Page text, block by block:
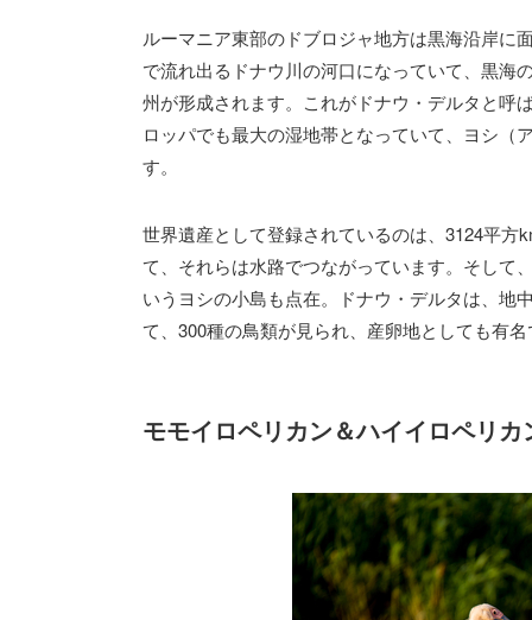
ルーマニア東部のドブロジャ地方は黒海沿岸に
で流れ出るドナウ川の河口になっていて、黒海
州が形成されます。これがドナウ・デルタと呼
ロッパでも最大の湿地帯となっていて、ヨシ（
す。
世界遺産として登録されているのは、3124平
て、それらは水路でつながっています。そして
いうヨシの小島も点在。ドナウ・デルタは、地
て、300種の鳥類が見られ、産卵地としても有
モモイロペリカン＆ハイイロペリカ